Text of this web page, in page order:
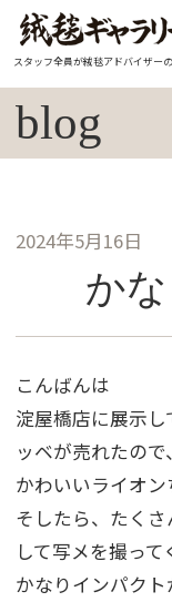
スタッフ全員が絨毯アドバイザー
blog
2024年5月16日
か
こんばんは
淀屋橋店に展示
ッベが売れたので、
かわいいライオ
そしたら、たく
して写メを撮っ
かなりインパク